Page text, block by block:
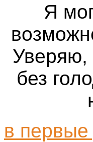
Я
Уверяю,
без
в первые